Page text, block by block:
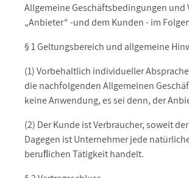
Allgemeine Geschäftsbedingungen
„Anbieter“ -und dem Kunden - im
§ 1 Geltungsbereich und allgemeine
(1) Vorbehaltlich individueller
die nachfolgenden Allgemeinen
keine Anwendung, es sei denn, der
(2) Der Kunde ist Verbraucher, soweit
Dagegen ist Unternehmer jede
beruﬂichen Tätigkeit handelt.